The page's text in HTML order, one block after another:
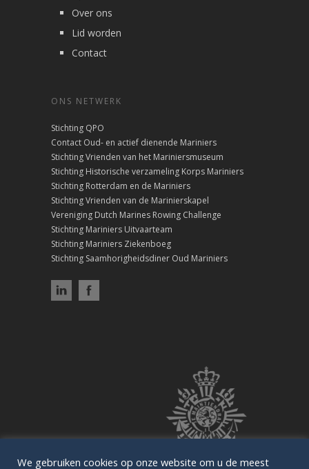
Over ons
Lid worden
Contact
ONS NETWERK
Stichting QPO
Contact Oud- en actief dienende Mariniers
Stichting Vrienden van het Mariniersmuseum
Stichting Historische verzameling Korps Mariniers
Stichting Rotterdam en de Mariniers
Stichting Vrienden van de Marinierskapel
Vereniging Dutch Marines Rowing Challenge
Stichting Mariniers Uitvaarteam
Stichting Mariniers Ziekenboeg
Stichting Saamhorigheidsdiner Oud Mariniers
We gebruiken cookies op onze website om u de meest